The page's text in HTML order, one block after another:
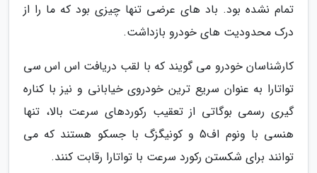
تمام نشده بود. باد های عرضی تنها چیزی بود که ما را از
درک محدودیت های خودرو بازداشت.
کارشناسان خودرو می گویند که با لقب دریافت اس اس سی
تواتارا به عنوان سریع ترین خودروی خیابانی و نیز با کناره
گیری رسمی بوگاتی از تعقیب رکوردهای سرعت بالا، تنها
هنسی با ونوم اف5 و کونیگزگ با جسکو هستند که می
توانند برای شکستن رکورد سرعت با تواتارا رقابت کنند.